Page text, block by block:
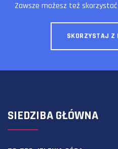
Zawsze możesz też
SKORZYSTAJ Z
SIEDZIBA GŁÓWNA